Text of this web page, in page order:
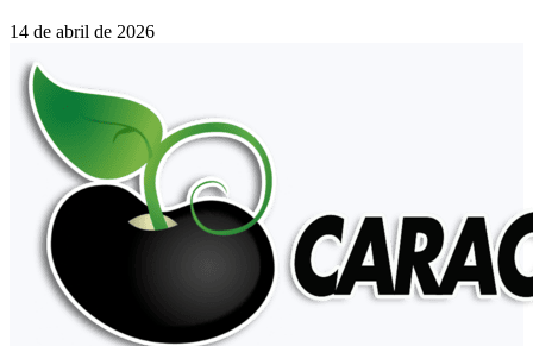
14 de abril de 2026